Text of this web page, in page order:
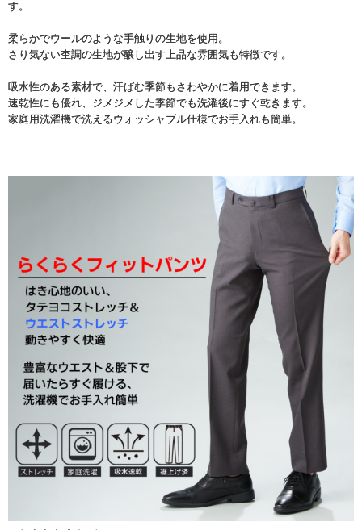
す。
柔らかでウールのような手触りの生地を使用。
さり気ない杢調の生地が醸し出す上品な雰囲気も特徴です。
吸水性のある素材で、汗ばむ季節もさわやかに着用できます。
速乾性にも優れ、ジメジメした季節でも洗濯後にすぐ乾きます。
家庭用洗濯機で洗えるウォッシャブル仕様でお手入れも簡単。